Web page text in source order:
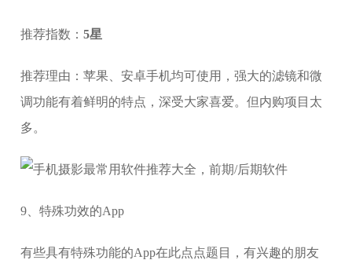
推荐指数：5星
推荐理由：苹果、安卓手机均可使用，强大的滤镜和微
调功能有着鲜明的特点，深受大家喜爱。但内购项目太
多。
9、特殊功效的App
有些具有特殊功能的App在此点点题目，有兴趣的朋友